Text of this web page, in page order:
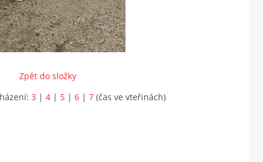
Zpět do složky
3 | 4 | 5 | 6 | 7 (čas ve vteřinách)